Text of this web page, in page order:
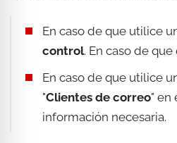
En caso de que utilice
control. En caso de
En caso de que utilice
"Clientes de correo" en
información necesaria.